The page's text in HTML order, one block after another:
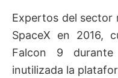
Expertos del sector
SpaceX en 2016,
Falcon 9
inutilizada la